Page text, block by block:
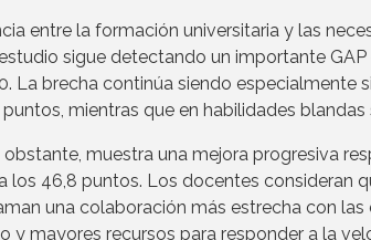
entre la formación universitaria y las
sigue detectando un importante
La brecha continúa siendo especialmente
mientras que en habilidades blandas
muestra una mejora progresiva
los 46,8 puntos. Los docentes consideran
una colaboración más estrecha con
y mayores recursos para responder a la